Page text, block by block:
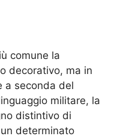
comune la
decorativo, ma in
a seconda del
militare, la
distintivo di
determinato